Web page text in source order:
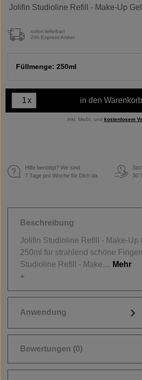
Jolifin Studioline Refill - Make-Up
sofort lieferbar!
24h Express Artikel
Füllmenge: 250ml
x in den
inkl. MwSt. und kostenlosem
Hilfe benötigt? Wir sind
7 Tage pro Woche für Dich da.
€
30
Beschreibung
Jolifin Studioline Refill - Make-Up
250ml für strahlend schöne
Studioline Refill - Make… Mehr
Anwendung
Bewertungen (0)